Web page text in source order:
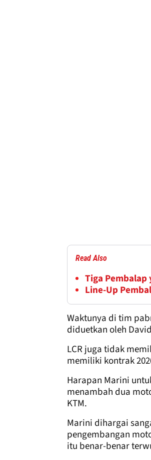
Read Also
Tiga Pembalap
Line-Up
Waktunya di tim
diduetkan oleh
LCR juga tidak
memiliki kontrak
Harapan Marini
menambah dua
KTM.
Marini dihargai
pengembangan
itu benar-benar